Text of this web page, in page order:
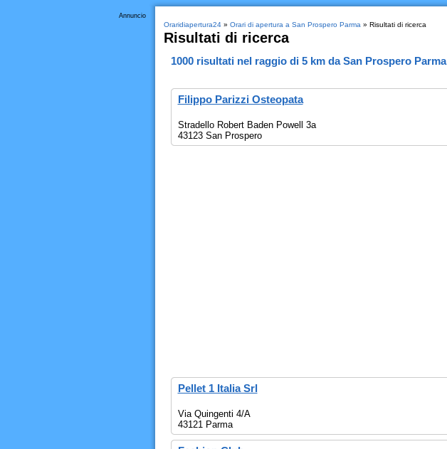
Annuncio
Oraridiapertura24» Orari di apertura a San Prospero Parma » Risultati di ricerca
Risultati di ricerca
1000risultati nel raggio di 5 kmdaSan Prospero Parma
Filippo Parizzi Osteopata
Stradello Robert Baden Powell 3a
43123 San Prospero
Pellet 1 Italia Srl
Via Quingenti 4/A
43121 Parma